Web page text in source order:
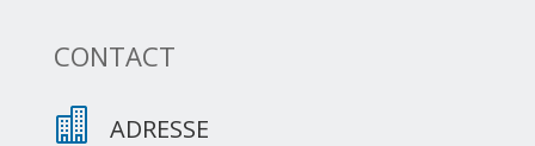
CONTACT
 ADRESSE